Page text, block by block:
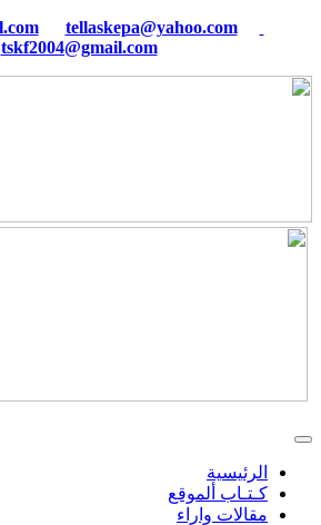
tellaskepa@yahoo.com
tskf2004@gmail.com
الرئيسية
كـتـاب ألموقع
مقالات واراء